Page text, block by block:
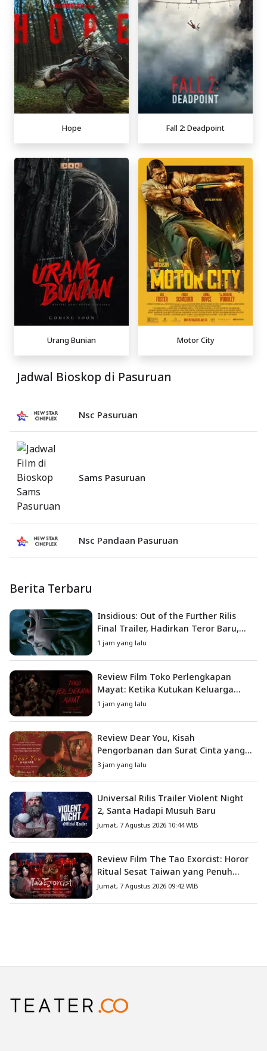
Hope Fall 2: Deadpoint
Urang Bunian Motor City
Jadwal Bioskop di Pasuruan
Nsc Pasuruan
Sams Pasuruan
Nsc Pandaan Pasuruan
Berita Terbaru
Insidious: Out of the Further Rilis
Final Trailer, Hadirkan Teror Baru,
Iblis Kini Masuk ke Dunia Manusia
1 jam yang lalu
Review Film Toko Perlengkapan
Mayat: Ketika Kutukan Keluarga
Menjadi Sumber Teror yang
1 jam yang lalu
Review Dear You, Kisah
Pengorbanan dan Surat Cinta yang
Menyentuh Hati
3 jam yang lalu
Universal Rilis Trailer Violent Night
2, Santa Hadapi Musuh Baru
Jumat, 7 Agustus 2026 10:44 WIB
Review Film The Tao Exorcist: Horor
Ritual Sesat Taiwan yang Penuh
Misteri dan Teror Psikologis
Jumat, 7 Agustus 2026 09:42 WIB